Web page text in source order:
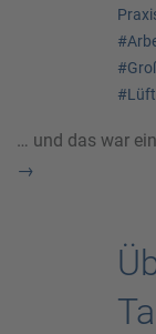
… und das war
→